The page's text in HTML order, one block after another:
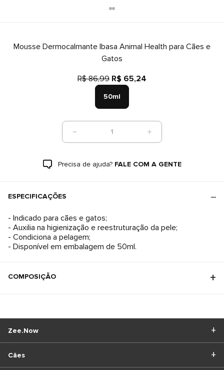
Mousse Dermocalmante Ibasa Animal Health para Cães e
Gatos
R$ 86,99 R$ 65,24
50ml
1
Precisa de ajuda? FALE COM A GENTE
ESPECIFICAÇÕES
- Indicado para cães e gatos;
- Auxilia na higienização e reestruturação da pele;
- Condiciona a pelagem;
- Disponível em embalagem de 50ml.
COMPOSIÇÃO
Cães
Zee.Now